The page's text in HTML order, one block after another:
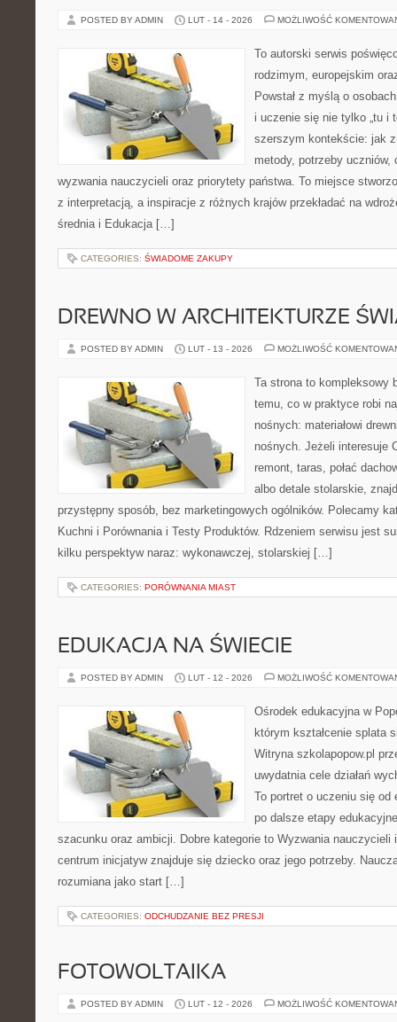
POSTED BY ADMIN LUT - 14 - 2026 MOŻLIWOŚĆ
To autorski serwis
rodzimym, europejskim
Powstał z myślą o
i uczenie się nie tylko „tu i
szerszym kontekście: jak
metody, potrzeby uczniów,
wyzwania nauczycieli oraz priorytety państwa. To miejsce
z interpretacją, a inspiracje z różnych krajów przekładać na
średnia i Edukacja […]
CATEGORIES: ŚWIADOME ZAKUPY
DREWNO W ARCHITEKTURZE
POSTED BY ADMIN LUT - 13 - 2026 MOŻLIWOŚĆ
Ta strona to kompleksowy
temu, co w praktyce robi
nośnych: materiałowi
nośnych. Jeżeli interesuje
remont, taras, połać
albo detale stolarskie,
przystępny sposób, bez marketingowych ogólników. Polecamy
Kuchni i Porównania i Testy Produktów. Rdzeniem serwisu jest
kilku perspektyw naraz: wykonawczej, stolarskiej […]
CATEGORIES: PORÓWNANIA MIAST
EDUKACJA NA ŚWIECIE
POSTED BY ADMIN LUT - 12 - 2026 MOŻLIWOŚĆ
Ośrodek edukacyjna w
którym kształcenie splata
Witryna szkolapopow.pl
uwydatnia cele działań
To portret o uczeniu się od
po dalsze etapy
szacunku oraz ambicji. Dobre kategorie to Wyzwania nauczycieli
centrum inicjatyw znajduje się dziecko oraz jego potrzeby.
rozumiana jako start […]
CATEGORIES: ODCHUDZANIE BEZ PRESJI
FOTOWOLTAIKA
POSTED BY ADMIN LUT - 12 - 2026 MOŻLIWOŚĆ